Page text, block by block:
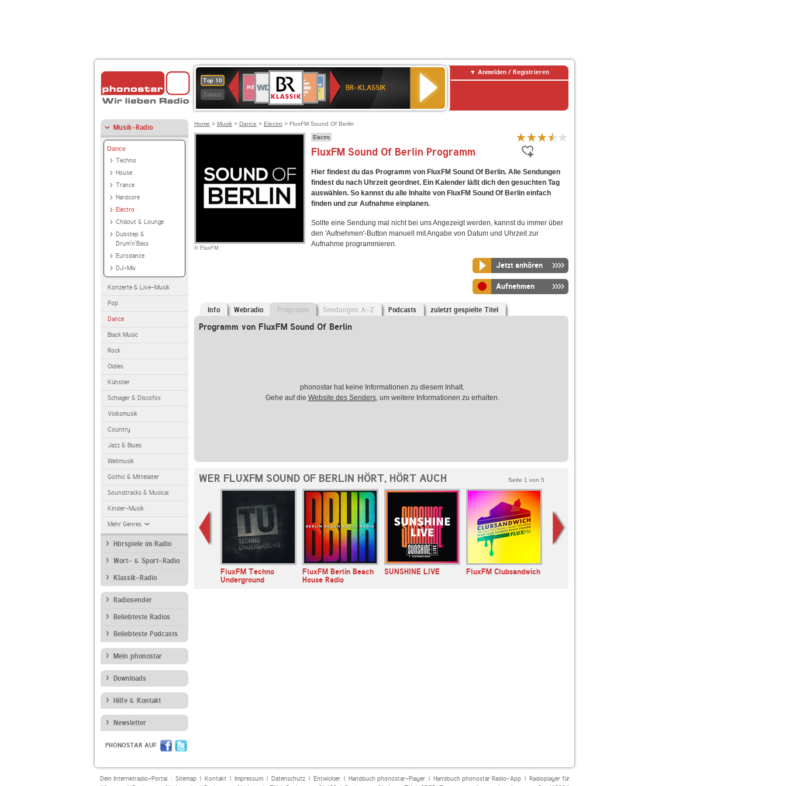
Top 10
Zuletzt
Deutschlandfunk
80er
90er
OLDIE
ANTENNE
4
BR-
KLASSIK
Deutschlandfunk
Kultur
ANTENNE
BAYERN
SWR
Kultur
NDR
2
BR-KLASSIK
Anmelden / Registrieren
Musik-Radio
Dance
Techno
House
Trance
Hardcore
Electro
Chillout & Lounge
Dubstep &
Drum'n'Bass
Eurodance
DJ-Mix
Konzerte & Live-Musik
Pop
Dance
Black Music
Rock
Oldies
Künstler
Schlager & Discofox
Volksmusik
Country
Jazz & Blues
Weltmusik
Gothic & Mittelalter
Soundtracks & Musical
Kinder-Musik
Mehr Genres
Hörspiele im Radio
Wort- & Sport-Radio
Klassik-Radio
Radiosender
Beliebteste Radios
Beliebteste Podcasts
Mein phonostar
Downloads
Hilfe & Kontakt
Newsletter
PHONOSTAR AUF
Home > Musik > Dance > Electro > FluxFM Sound Of Berlin
© FluxFM
Electro
FluxFM Sound Of Berlin Programm
Hier findest du das Programm von FluxFM Sound Of Berlin. Alle Sendungen
findest du nach Uhrzeit geordnet. Ein Kalender läßt dich den gesuchten Tag
auswählen. So kannst du alle Inhalte von FluxFM Sound Of Berlin einfach
finden und zur Aufnahme einplanen.
Sollte eine Sendung mal nicht bei uns Angezeigt werden, kannst du immer über
den 'Aufnehmen'-Button manuell mit Angabe von Datum und Uhrzeit zur
Aufnahme programmieren.
Jetzt anhören
Aufnehmen
Info Webradio Programm Sendungen A-Z Podcasts zuletzt gespielte Titel
Programm von FluxFM Sound Of Berlin
phonostar hat keine Informationen zu diesem Inhalt.
Gehe auf die Website des Senders, um weitere Informationen zu erhalten.
WER FLUXFM SOUND OF BERLIN HÖRT, HÖRT AUCH Seite 1 von 5
FluxFM Techno
Underground
FluxFM Berlin Beach
House Radio
SUNSHINE LIVE FluxFM Clubsandwich
Dein Internetradio-Portal : Sitemap| Kontakt| Impressum| Datenschutz| Entwickler| Handbuch phonostar-Player| Handbuch phonostar Radio-App| Radioplayer für